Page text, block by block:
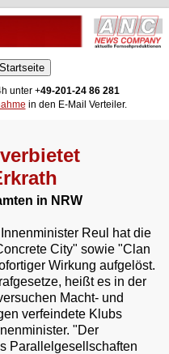
unter +49-201-24 86 281
in den E-Mail Verteiler.
in NRW
Reul hat die
City" sowie "Clan
Wirkung aufgelöst.
heißt es in der
Macht- und
verfeindete Klubs
"Der
Parallelgesellschaften